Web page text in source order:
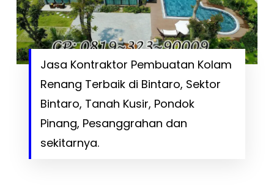
Jasa Kontraktor Pembuatan Kolam
Renang Terbaik di Bintaro, Sektor
Bintaro, Tanah Kusir, Pondok
Pinang, Pesanggrahan dan
sekitarnya.